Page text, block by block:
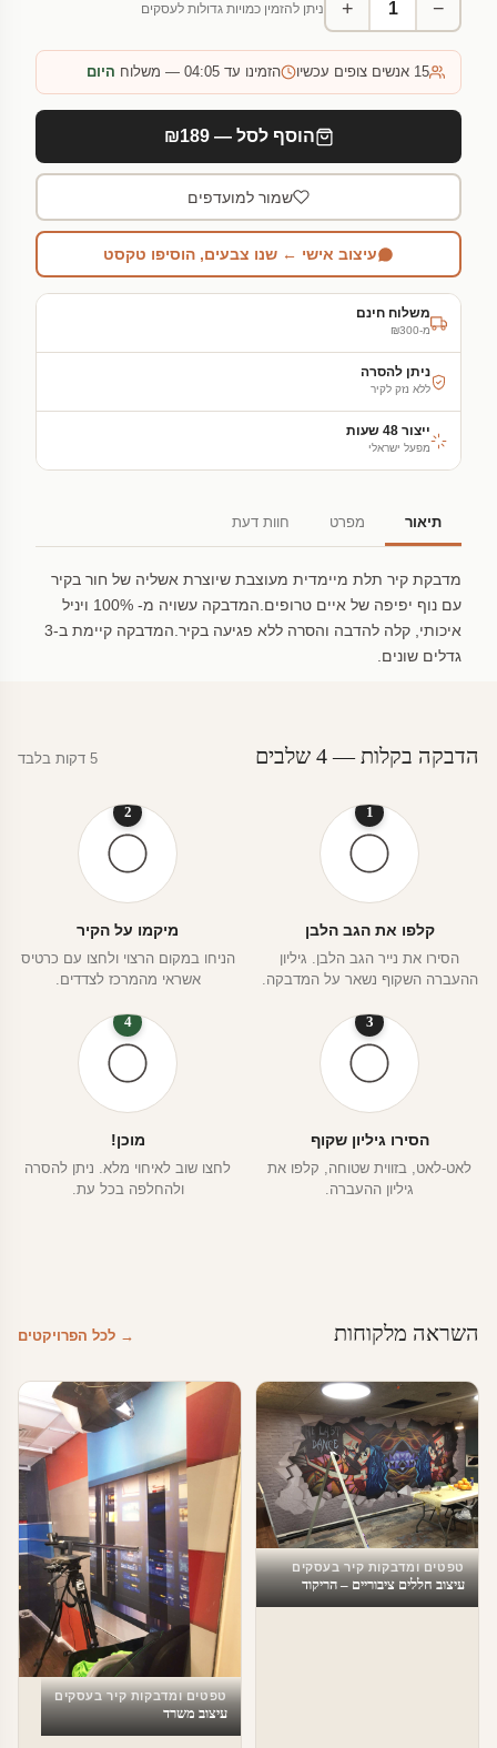
−
+ ניתן להזמין כמויות גדולות לעסקים
15 אנשים צופים עכשיו הזמינו עד 04:05 — משלוח היום
הוסף לסל — ₪189
שמור למועדפים
עיצוב אישי ← שנו צבעים, הוסיפו טקסט
משלוח חינם
מ-₪300
ניתן להסרה
ללא נזק לקיר
ייצור 48 שעות
מפעל ישראלי
תיאור מפרט חוות דעת
מדבקת קיר תלת מיימדית מעוצבת שיוצרת אשליה של חור בקיר
עם נוף יפיפה של איים טרופים.המדבקה עשויה מ- 100% ויניל
איכותי, קלה להדבה והסרה ללא פגיעה בקיר.המדבקה קיימת ב-3
גדלים שונים.
הדבקה בקלות — 4 שלבים 5 דקות בלבד
1
קלפו את הגב הלבן
הסירו את נייר הגב הלבן. גיליון
ההעברה השקוף נשאר על המדבקה.
2
מיקמו על הקיר
הניחו במקום הרצוי ולחצו עם כרטיס
אשראי מהמרכז לצדדים.
3
הסירו גיליון שקוף
לאט-לאט, בזווית שטוחה, קלפו את
גיליון ההעברה.
4
מוכן!
לחצו שוב לאיחוי מלא. ניתן להסרה
ולהחלפה בכל עת.
השראה מלקוחות → לכל הפרויקטים
טפטים ומדבקות קיר בעסקים
עיצוב חללים ציבוריים – הריקוד
האחרון
טפטים ומדבקות קיר בעסקים
עיצוב משרד